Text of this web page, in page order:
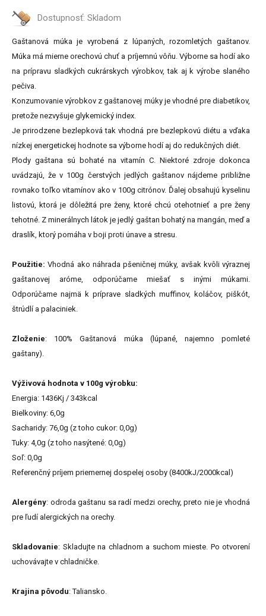
Dostupnosť: Skladom
Gaštanová múka je vyrobená z lúpaných, rozomletých gaštanov.
Múka má mierne orechovú chuť a príjemnú vôňu. Výborne sa hodí ako
na prípravu sladkých cukrárskych výrobkov, tak aj k výrobe slaného
pečiva.
Konzumovanie výrobkov z gaštanovej múky je vhodné pre diabetikov,
pretože nezvyšuje glykemický index.
Je prirodzene bezlepková tak vhodná pre bezlepkovú diétu a vďaka
nízkej energetickej hodnote sa výborne hodí aj do redukčných diét.
Plody gaštana sú bohaté na vitamín C. Niektoré zdroje dokonca
uvádzajú, že v 100g čerstvých jedlých gaštanov nájdeme približne
rovnako toľko vitamínov ako v 100g citrónov. Ďalej obsahujú kyselinu
listovú, ktorá je dôležitá pre ženy, ktoré chcú otehotnieť a pre ženy
tehotné. Z minerálnych látok je jedlý gaštan bohatý na mangán, meď a
draslík, ktorý pomáha v boji proti únave a stresu.
Použitie: Vhodná ako náhrada pšeničnej múky, avšak kvôli výraznej
gaštanovej aróme, odporúčame miešať s inými múkami.
Odporúčame najmä k príprave sladkých muffinov, koláčov, piškót,
štrúdlí a palaciniek.
Zloženie: 100% Gaštanová múka (lúpané, najemno pomleté
gaštany).
Výživová hodnota v 100g výrobku:
Energia: 1436Kj / 343kcal
Bielkoviny: 6,0g
Sacharidy: 76,0g (z toho cukor: 0,0g)
Tuky: 4,0g (z toho nasýtené: 0,0g)
Soľ: 0,0g
Referenčný príjem priemernej dospelej osoby (8400kJ/2000kcal)
Alergény: odroda gaštanu sa radí medzi orechy, preto nie je vhodná
pre ľudí alergických na orechy.
Skladovanie: Skladujte na chladnom a suchom mieste. Po otvorení
uchovávajte v chladničke.
Krajina pôvodu: Taliansko.